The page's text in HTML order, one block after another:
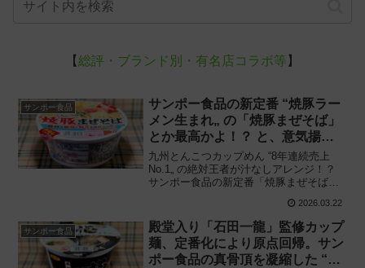
【総評・ブランド別・有名店コラボ等 】
サンポー食品
サンポー食品の新定番 “焼豚ラー
メン生まれ„ の「焼豚まぜそば」
とか最高かよ！？ と、意気揚々
に食べてみた結果‥‥
九州とんこつカップめん “8年連続売上
No.1„ の絶対王者が汁なしアレンジ！？
サンポー食品の新定番「焼豚まぜそば」
は本家超え、なのに麺の仕様に異変
が‥‥？ ハート型の焼豚に愛を込めて、
その実力を判定します。
2026.03.22
サンポー食品
殿堂入り「石田一龍」監修カップ
麺、定番化により原点回帰。サン
ポー食品の真骨頂を凝縮した “ラ